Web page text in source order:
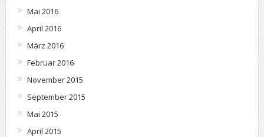
Mai 2016
April 2016
März 2016
Februar 2016
November 2015
September 2015
Mai 2015
April 2015